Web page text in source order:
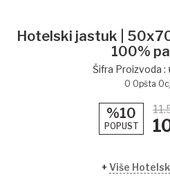
Hotelski jastuk |
100%
Šifra Proizvoda :
0 Opšta
%10
POPUST
+Više